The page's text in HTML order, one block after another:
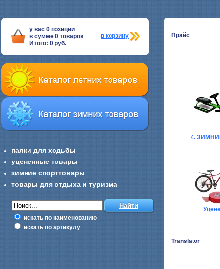
у вас 0 позиций
в сумме 0 товаров
Итого: 0 руб.
в корзину
палки для ходьбы
уцененные товары
зимние спорттовары
товары для отдыха и туризма
искать по наименованию
искать по артикулу
Прайс
4.
Translator